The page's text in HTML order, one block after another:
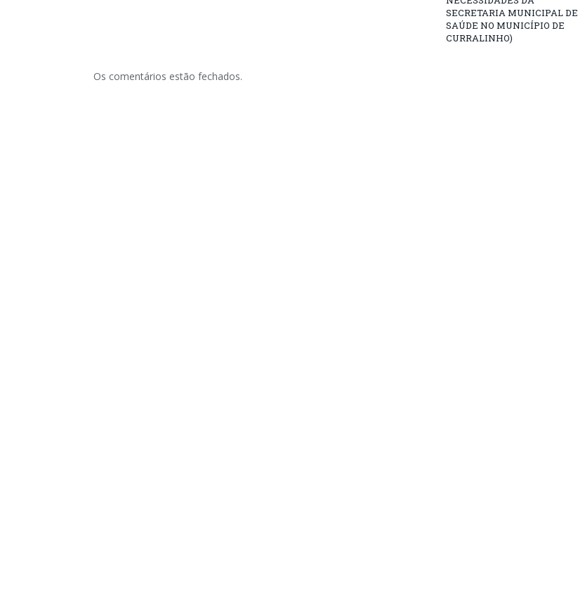
SECRETARIA MUNICIPAL DE
SAÚDE NO MUNICÍPIO DE
CURRALINHO)
Os comentários estão fechados.